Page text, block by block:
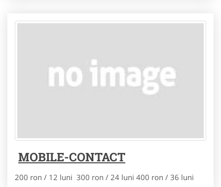
MOBILE-CONTACT
200 ron / 12 luni 300 ron / 24 luni 400 ron / 36 luni